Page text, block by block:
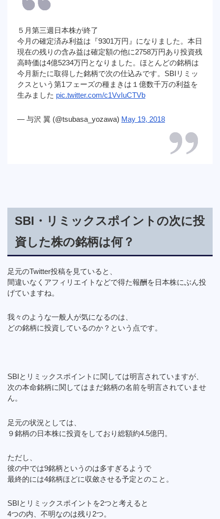
５月第三週日本株が終了
今月の確定済み利益は『9301万円』になりました。本日
現在の残りの含み益は確定額の他に2758万円あり投資残
高時価は4億5234万円となりました。ほとんどの銘柄は
今月新たに取得した銘柄で次の仕込みです。SBIリミッ
クスという第1フェーズの種まきは１億数千万の利益を
生みました pic.twitter.com/c1VvIuCTVb
— 与沢 翼 (@tsubasa_yozawa) May 19, 2018
SBI・リミックスポイントの次に投
資した株の銘柄は何？
足元のTwitter投稿を見ていると、
間違いなくアフィリエイトなどで得た報酬を日本株にぶん投
げていますね。
我々のような一般人が気になるのは、
どの銘柄に投資しているのか？という点です。
SBIとリミックスポイントに関しては明言されていますが、
次の本命銘柄に関してはまだ銘柄の名前を明言されていませ
ん。
足元の状況としては、
９銘柄の日本株に投資をしており総額約4.5億円。
ただし、
彼の中では9銘柄というのは多すぎるようで
最終的には4銘柄ほどに収斂させる予定とのこと。
SBIとリミックスポイントを2つと考えると
4つの内、不明なのは残り2つ。